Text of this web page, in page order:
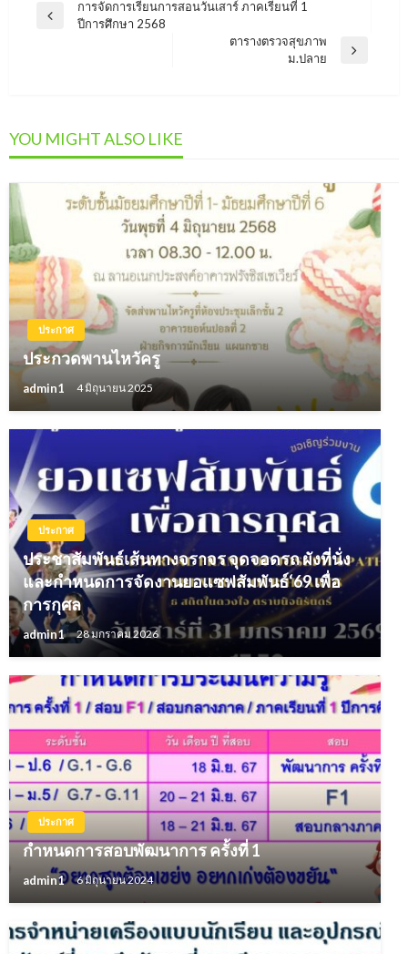
แนะแนว
Previous
การจัดการเรียนการสอนวันเสาร์ ภาคเรียนที่ 1
ปีการศึกษา 2568
ตารางตรวจสุขภาพ
ม.ปลาย
YOU MIGHT ALSO LIKE
ประกาศ
ประกวดพานไหวัครู
admin1 4 มิถุนายน 2025
ประกาศ
ประชาสัมพันธ์เส้นทางจราจร จุดจอดรถ ผังที่นั่ง
และกำหนดการจัดงานยอแซฟสัมพันธ์‘69 เพื่อ
การกุศล
admin1 28 มกราคม 2026
ประกาศ
กำหนดการสอบพัฒนาการ ครั้งที่ 1
admin1 6 มิถุนายน 2024